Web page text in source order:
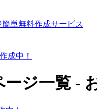
単無料作成サービス
成中！
ジ一覧 -